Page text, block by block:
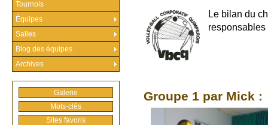
Le bilan du
Groupe 1 par Mick :
Tournois
Équipes
Salles
Blog des équipes
Archives
Galerie
Mots-clés
Sites favoris